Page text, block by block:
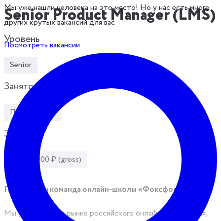
Мы уже нашли человека на это место! Но у нас есть много
других крутых вакансий для вас
Посмотреть вакансии
Senior Product Manager (LMS)
Уровень
Senior
Занятость
Полный день
Зарплата
до 230 000 ₽ (gross)
Привет! Мы команда онлайн-школы «Фоксфорд».
Мы уже 13 лет на рынке российского онлайн-образования,